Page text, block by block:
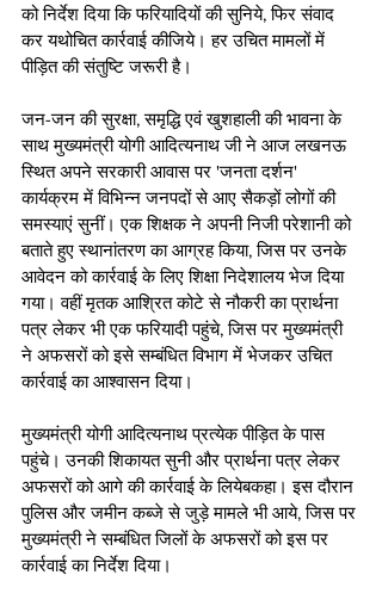
को निर्देश दिया कि फरियादियों की सुनिये, फिर संवाद
कर यथोचित कार्रवाई कीजिये। हर उचित मामलों में
पीड़ित की संतुष्टि जरूरी है।
जन-जन की सुरक्षा, समृद्धि एवं खुशहाली की भावना के
साथ मुख्यमंत्री योगी आदित्यनाथ जी ने आज लखनऊ
स्थित अपने सरकारी आवास पर 'जनता दर्शन'
कार्यक्रम में विभिन्न जनपदों से आए सैकड़ों लोगों की
समस्याएं सुनीं। एक शिक्षक ने अपनी निजी परेशानी को
बताते हुए स्थानांतरण का आग्रह किया, जिस पर उनके
आवेदन को कार्रवाई के लिए शिक्षा निदेशालय भेज दिया
गया। वहीं मृतक आश्रित कोटे से नौकरी का प्रार्थना
पत्र लेकर भी एक फरियादी पहुंचे, जिस पर मुख्यमंत्री
ने अफसरों को इसे सम्बंधित विभाग में भेजकर उचित
कार्रवाई का आश्वासन दिया।
मुख्यमंत्री योगी आदित्यनाथ प्रत्येक पीड़ित के पास
पहुंचे। उनकी शिकायत सुनी और प्रार्थना पत्र लेकर
अफसरों को आगे की कार्रवाई के लियेबकहा। इस दौरान
पुलिस और जमीन कब्जे से जुड़े मामले भी आये, जिस पर
मुख्यमंत्री ने सम्बंधित जिलों के अफसरों को इस पर
कार्रवाई का निर्देश दिया।